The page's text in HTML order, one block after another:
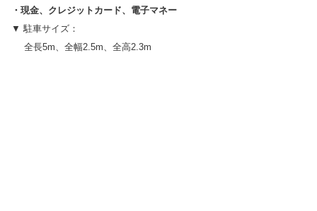
・現金、クレジットカード、電子マネー
▼ 駐車サイズ：
全長5m、全幅2.5m、全高2.3m